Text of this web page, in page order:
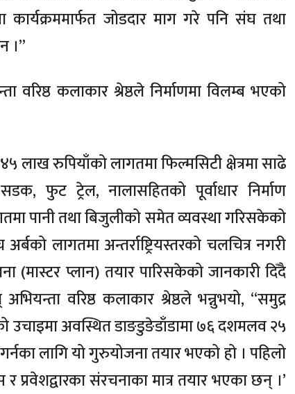
जोडदार माग गरे पनि संघ तथा
कलाकार श्रेष्ठले निर्माणमा विलम्ब भएको
लाख रुपियाँको लागतमा फिल्मसिटी क्षेत्रमा साढे
फुट ट्रेल, नालासहितको पूर्वाधार निर्माण
पानी तथा बिजुलीको समेत व्यवस्था गरिसकेको
लागतमा अन्तर्राष्ट्रियस्तरको चलचित्र नगरी
(मास्टर प्लान) तयार पारिसकेको जानकारी दिँदै
वरिष्ठ कलाकार श्रेष्ठले भन्नुभयो, ‘‘समुद्र
उचाइमा अवस्थित डाङडुङेडाँडामा ७६ दशमलव २५
लागि यो गुरुयोजना तयार भएको हो । पहिलो
संरचनाका मात्र तयार भएका छन् ।’